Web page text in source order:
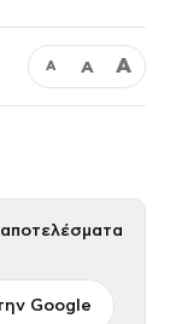
Α Α Α
Google